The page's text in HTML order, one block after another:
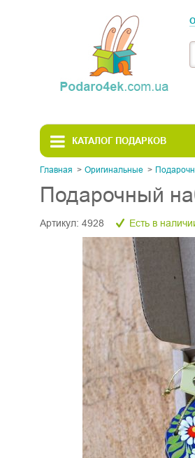
КАТАЛОГ ПОДАРКОВ
Главная Оригинальные
Подарочный
Артикул: 4928 Есть в